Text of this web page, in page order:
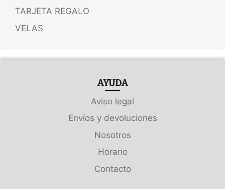
TARJETA REGALO
VELAS
AYUDA
Aviso legal
Envíos y devoluciones
Nosotros
Horario
Contacto